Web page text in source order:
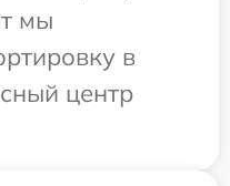
мы
в
центр